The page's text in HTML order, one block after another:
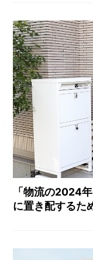
「物流の2024
に置き配するた